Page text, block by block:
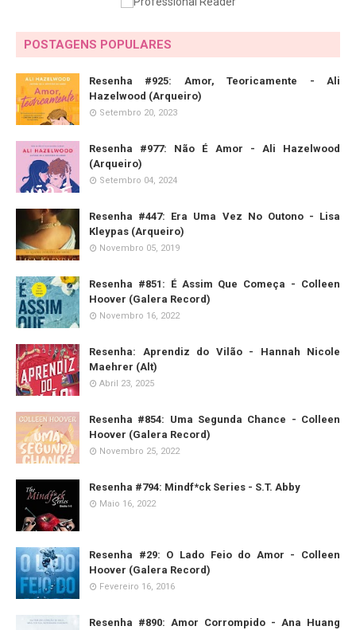
POSTAGENS POPULARES
Resenha #925: Amor, Teoricamente - Ali
Hazelwood (Arqueiro)
Setembro 20, 2023
Resenha #977: Não É Amor - Ali Hazelwood
(Arqueiro)
Setembro 04, 2024
Resenha #447: Era Uma Vez No Outono - Lisa
Kleypas (Arqueiro)
Novembro 05, 2019
Resenha #851: É Assim Que Começa - Colleen
Hoover (Galera Record)
Novembro 16, 2022
Resenha: Aprendiz do Vilão - Hannah Nicole
Maehrer (Alt)
Abril 23, 2025
Resenha #854: Uma Segunda Chance - Colleen
Hoover (Galera Record)
Novembro 25, 2022
Resenha #794: Mindf*ck Series - S.T. Abby
Maio 16, 2022
Resenha #29: O Lado Feio do Amor - Colleen
Hoover (Galera Record)
Fevereiro 16, 2016
Resenha #890: Amor Corrompido - Ana Huang